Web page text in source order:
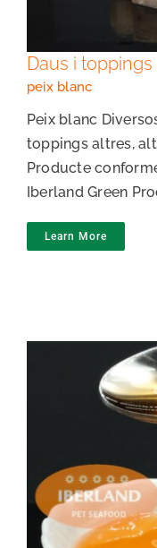
Daus i
peix blanc
Peix blanc
toppings altres,
Producte
Iberland Green
Learn More
Oli